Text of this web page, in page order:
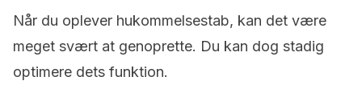
Når du oplever hukommelsestab, kan det være
meget svært at genoprette. Du kan dog stadig
optimere dets funktion.